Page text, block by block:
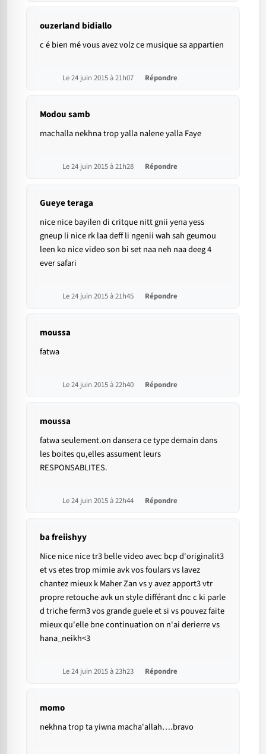
ouzerland bidiallo
c é bien mé vous avez volz ce musique sa appartien
Le 24 juin 2015 à 21h07 Répondre
Modou samb
machalla nekhna trop yalla nalene yalla Faye
Le 24 juin 2015 à 21h28 Répondre
Gueye teraga
nice nice bayilen di critque nitt gnii yena yess
gneup li nice rk laa deff li ngenii wah sah geumou
leen ko nice video son bi set naa neh naa deeg 4
ever safari
Le 24 juin 2015 à 21h45 Répondre
moussa
fatwa
Le 24 juin 2015 à 22h40 Répondre
moussa
fatwa seulement.on dansera ce type demain dans
les boites qu,elles assument leurs
RESPONSABLITES.
Le 24 juin 2015 à 22h44 Répondre
ba freiishyy
Nice nice nice tr3 belle video avec bcp d'originalit3
et vs etes trop mimie avk vos foulars vs lavez
chantez mieux k Maher Zan vs y avez apport3 vtr
propre retouche avk un style différant dnc c ki parle
d triche ferm3 vos grande guele et si vs pouvez faite
mieux qu'elle bne continuation on n'ai derierre vs
hana_neikh<3
Le 24 juin 2015 à 23h23 Répondre
momo
nekhna trop ta yiwna macha'allah….bravo